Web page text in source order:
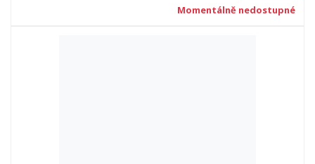
Momentálně nedostupné